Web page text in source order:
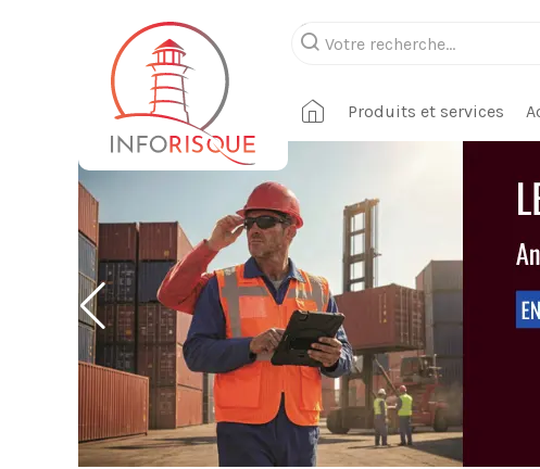
Produits et services